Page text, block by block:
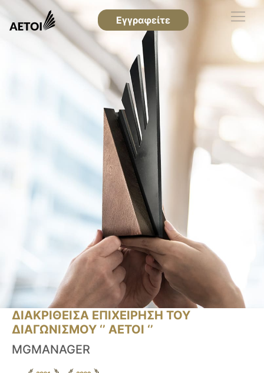
Εγγραφείτε
ΔΙΑΚΡΙΘΕΙΣΑ ΕΠΙΧΕΙΡΗΣΗ ΤΟΥ
ΔΙΑΓΩΝΙΣΜΟΥ ‘’ ΑΕΤΟΙ ‘’
MGMANAGER